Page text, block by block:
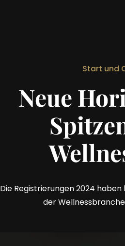
Start und
Neue
Die Registrierungen 2024
der